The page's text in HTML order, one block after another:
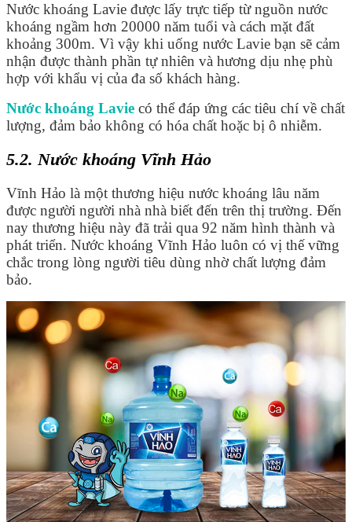
Nước khoáng Lavie được lấy trực tiếp từ nguồn nước
khoáng ngầm hơn 20000 năm tuổi và cách mặt đất
khoảng 300m. Vì vậy khi uống nước Lavie bạn sẽ cảm
nhận được thành phần tự nhiên và hương dịu nhẹ phù
hợp với khẩu vị của đa số khách hàng.
Nước khoáng Lavie có thể đáp ứng các tiêu chí về chất
lượng, đảm bảo không có hóa chất hoặc bị ô nhiễm.
5.2. Nước khoáng Vĩnh Hảo
Vĩnh Hảo là một thương hiệu nước khoáng lâu năm
được người người nhà nhà biết đến trên thị trường. Đến
nay thương hiệu này đã trải qua 92 năm hình thành và
phát triển. Nước khoáng Vĩnh Hảo luôn có vị thế vững
chắc trong lòng người tiêu dùng nhờ chất lượng đảm
bảo.